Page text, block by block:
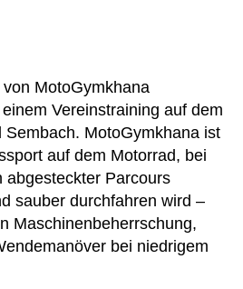
MotoGymkhana
Vereinstraining auf dem
MotoGymkhana ist
auf dem Motorrad, bei
abgesteckter Parcours
sauber durchfahren wird –
Maschinenbeherrschung,
bei niedrigem